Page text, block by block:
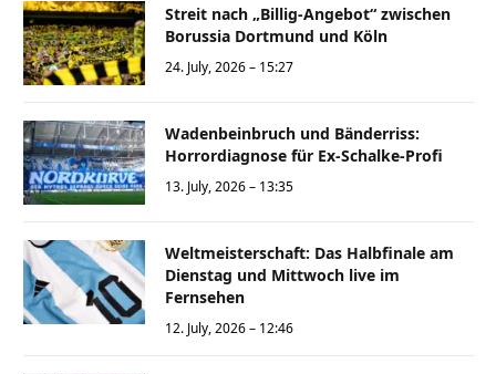
Streit nach „Billig-Angebot“ zwischen
Borussia Dortmund und Köln
24. July, 2026 – 15:27
Wadenbeinbruch und Bänderriss:
Horrordiagnose für Ex-Schalke-Profi
13. July, 2026 – 13:35
Weltmeisterschaft: Das Halbfinale am
Dienstag und Mittwoch live im
Fernsehen
12. July, 2026 – 12:46